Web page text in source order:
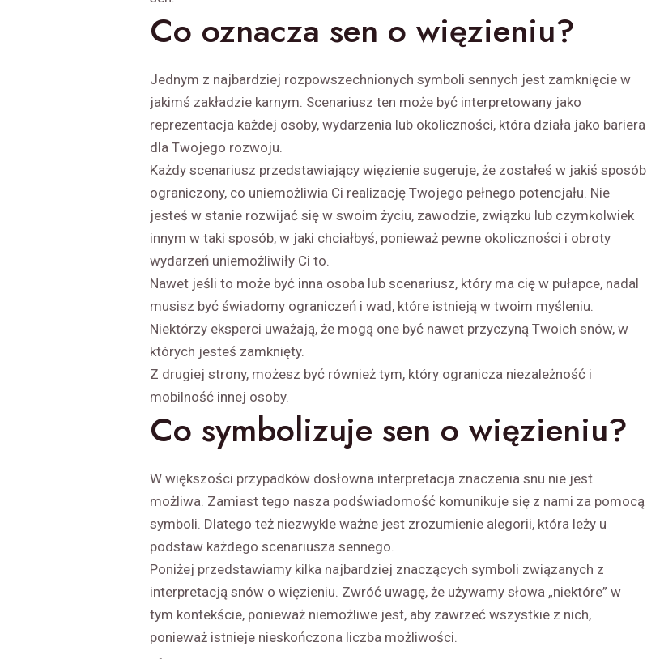
Co oznacza sen o więzieniu?
Jednym z najbardziej rozpowszechnionych symboli sennych jest zamknięcie w
jakimś zakładzie karnym. Scenariusz ten może być interpretowany jako
reprezentacja każdej osoby, wydarzenia lub okoliczności, która działa jako bariera
dla Twojego rozwoju.
Każdy scenariusz przedstawiający więzienie sugeruje, że zostałeś w jakiś sposób
ograniczony, co uniemożliwia Ci realizację Twojego pełnego potencjału. Nie
jesteś w stanie rozwijać się w swoim życiu, zawodzie, związku lub czymkolwiek
innym w taki sposób, w jaki chciałbyś, ponieważ pewne okoliczności i obroty
wydarzeń uniemożliwiły Ci to.
Nawet jeśli to może być inna osoba lub scenariusz, który ma cię w pułapce, nadal
musisz być świadomy ograniczeń i wad, które istnieją w twoim myśleniu.
Niektórzy eksperci uważają, że mogą one być nawet przyczyną Twoich snów, w
których jesteś zamknięty.
Z drugiej strony, możesz być również tym, który ogranicza niezależność i
mobilność innej osoby.
Co symbolizuje sen o więzieniu?
W większości przypadków dosłowna interpretacja znaczenia snu nie jest
możliwa. Zamiast tego nasza podświadomość komunikuje się z nami za pomocą
symboli. Dlatego też niezwykle ważne jest zrozumienie alegorii, która leży u
podstaw każdego scenariusza sennego.
Poniżej przedstawiamy kilka najbardziej znaczących symboli związanych z
interpretacją snów o więzieniu. Zwróć uwagę, że używamy słowa „niektóre” w
tym kontekście, ponieważ niemożliwe jest, aby zawrzeć wszystkie z nich,
ponieważ istnieje nieskończona liczba możliwości.